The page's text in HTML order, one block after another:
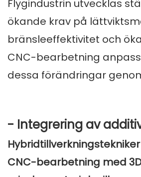
Flygindustrin utvecklas
ökande krav på
bränsleeffektivitet och
CNC-bearbetning
dessa förändringar
- Integrering av
CNC-bearbetning med